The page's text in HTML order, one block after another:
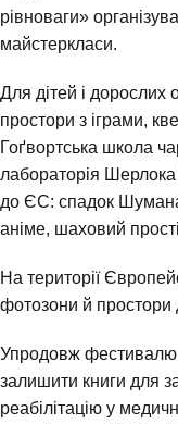
рівноваги»
майстеркласи.
Для дітей і дорослих
простори з іграми,
Гоґвортська школа
лабораторія
до ЄС: спадок
аніме, шаховий
На території
фотозони й простори
Упродовж фестивалю
залишити книги для
реабілітацію у